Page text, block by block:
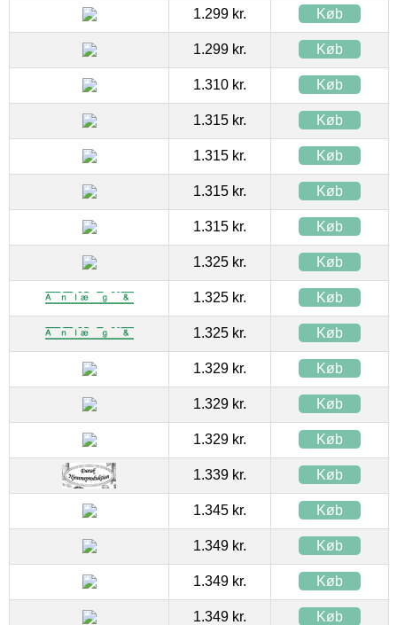
1.299 kr. Køb
1.299 kr. Køb
1.310 kr. Køb
1.315 kr. Køb
1.315 kr. Køb
1.315 kr. Køb
1.315 kr. Køb
1.325 kr. Køb
1.325 kr. Køb
1.325 kr. Køb
1.329 kr. Køb
1.329 kr. Køb
1.329 kr. Køb
1.339 kr. Køb
1.345 kr. Køb
1.349 kr. Køb
1.349 kr. Køb
1.349 kr. Køb